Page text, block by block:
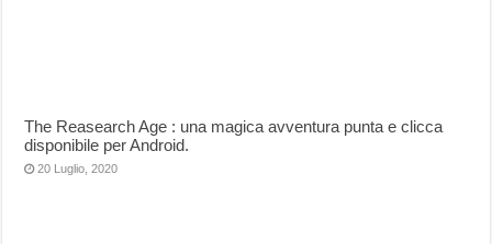
The Reasearch Age : una magica avventura punta e clicca
disponibile per Android.
20 Luglio, 2020